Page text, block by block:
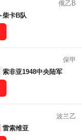
俄乙B
柴卡B队
保甲
索非亚1948中央陆军
波兰乙
雷索维亚